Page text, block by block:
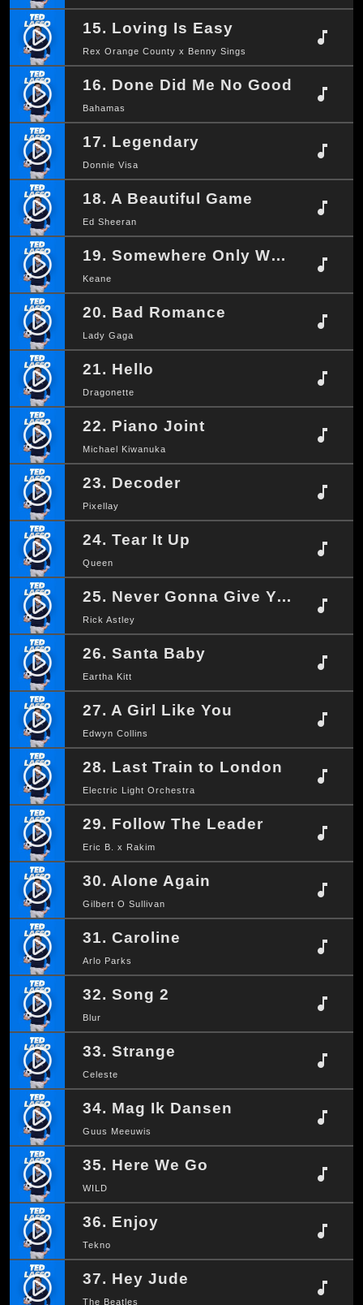
play_circle_filled 15. Loving Is Easy
Rex Orange County x Benny Sings
music_note
play_circle_filled 16. Done Did Me No Good
Bahamas
music_note
play_circle_filled 17. Legendary
Donnie Visa
music_note
play_circle_filled 18. A Beautiful Game
Ed Sheeran
music_note
play_circle_filled 19. Somewhere Only We Know
Keane
music_note
play_circle_filled 20. Bad Romance
Lady Gaga
music_note
play_circle_filled 21. Hello
Dragonette
music_note
play_circle_filled 22. Piano Joint
Michael Kiwanuka
music_note
play_circle_filled 23. Decoder
Pixellay
music_note
play_circle_filled 24. Tear It Up
Queen
music_note
play_circle_filled 25. Never Gonna Give You Up
Rick Astley
music_note
play_circle_filled 26. Santa Baby
Eartha Kitt
music_note
play_circle_filled 27. A Girl Like You
Edwyn Collins
music_note
play_circle_filled 28. Last Train to London
Electric Light Orchestra
music_note
play_circle_filled 29. Follow The Leader
Eric B. x Rakim
music_note
play_circle_filled 30. Alone Again
Gilbert O Sullivan
music_note
play_circle_filled 31. Caroline
Arlo Parks
music_note
play_circle_filled 32. Song 2
Blur
music_note
play_circle_filled 33. Strange
Celeste
music_note
play_circle_filled 34. Mag Ik Dansen
Guus Meeuwis
music_note
play_circle_filled 35. Here We Go
WILD
music_note
play_circle_filled 36. Enjoy
Tekno
music_note
play_circle_filled 37. Hey Jude
The Beatles
music_note